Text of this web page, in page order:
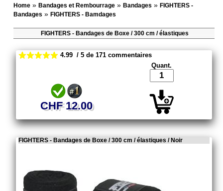
Home »Bandages et Rembourrage »Bandages »FIGHTERS -
Bandages »FIGHTERS - Bamdages
FIGHTERS - Bandages de Boxe / 300 cm / élastiques
4.99 / 5 de 171 commentaires
CHF 12.00
Quant.
FIGHTERS - Bandages de Boxe / 300 cm / élastiques / Noir